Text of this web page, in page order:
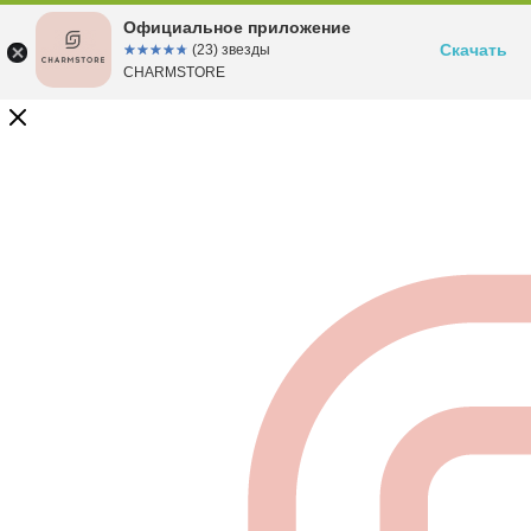
Официальное приложение
☆☆☆☆☆
★★★★★ (23) звезды
CHARMSTORE
Скачать